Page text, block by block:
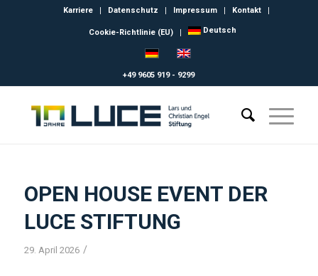
Karriere Datenschutz Impressum Kontakt
Cookie-Richtlinie (EU) Deutsch
+49 9605 919 - 9299
OPEN HOUSE EVENT DER
LUCE STIFTUNG
29. April 2026 /